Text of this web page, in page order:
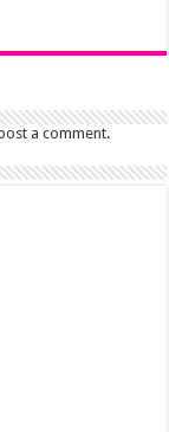
a comment.